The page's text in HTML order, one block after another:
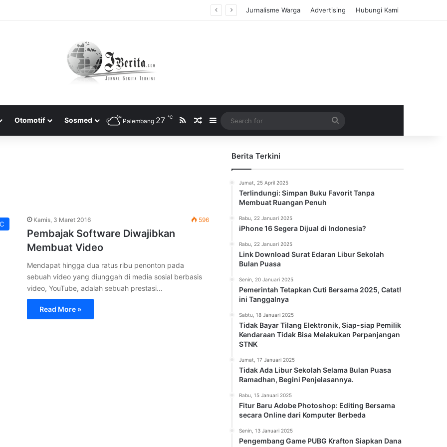
Bersama 2025, Catat! ini Tanggalnya Jurnalisme Warga Advertising Hubungi Kami
Otomotif Sosmed Palembang 27 ℃ RSSRandom Article
Sidebar
for
Kamis, 3 Maret 2016 596
Pembajak Software Diwajibkan
Membuat Video
Mendapat hingga dua ratus ribu penonton pada
sebuah video yang diunggah di media sosial berbasis
video, YouTube, adalah sebuah prestasi…
Read More »
Berita Terkini
Jumat, 25 April 2025
Terlindungi: Simpan Buku Favorit Tanpa
Membuat Ruangan Penuh
Rabu, 22 Januari 2025
iPhone 16 Segera Dijual di Indonesia?
Rabu, 22 Januari 2025
Link Download Surat Edaran Libur Sekolah
Bulan Puasa
Senin, 20 Januari 2025
Pemerintah Tetapkan Cuti Bersama 2025, Catat!
ini Tanggalnya
Sabtu, 18 Januari 2025
Tidak Bayar Tilang Elektronik, Siap-siap Pemilik
Kendaraan Tidak Bisa Melakukan Perpanjangan
STNK
Jumat, 17 Januari 2025
Tidak Ada Libur Sekolah Selama Bulan Puasa
Ramadhan, Begini Penjelasannya.
Rabu, 15 Januari 2025
Fitur Baru Adobe Photoshop: Editing Bersama
secara Online dari Komputer Berbeda
Senin, 13 Januari 2025
Pengembang Game PUBG Krafton Siapkan Dana